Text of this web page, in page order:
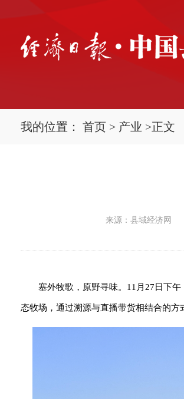
我的位置： 首页 > 产业 >正文
来源：县域经济网
塞外牧歌，原野寻味。11月27日下
态牧场，通过溯源与直播带货相结合的